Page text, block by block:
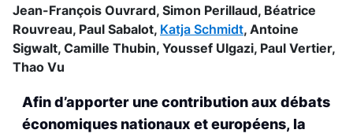
Jean-François Ouvrard, Simon Perillaud, Béatrice
Rouvreau, Paul Sabalot, Katja Schmidt, Antoine
Sigwalt, Camille Thubin, Youssef Ulgazi, Paul Vertier,
Thao Vu
Afin d’apporter une contribution aux débats
économiques nationaux et européens, la